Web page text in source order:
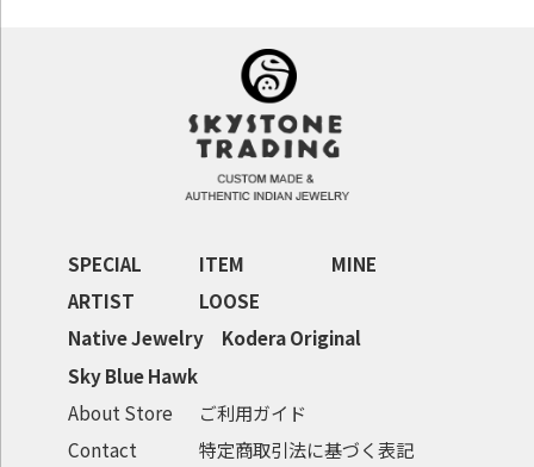
SPECIAL ITEM
MINE
ARTIST
LOOSE
Native Jewelry
Kodera Original
Sky Blue Hawk
About Store
ご利用ガイド
Contact
特定商取引法に基づく表記